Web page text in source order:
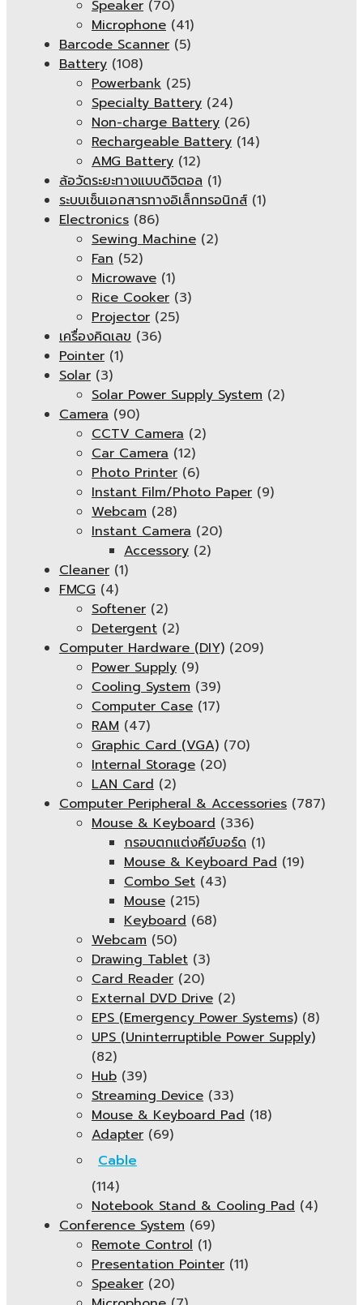
Speaker (70)
Microphone (41)
Barcode Scanner (5)
Battery (108)
Powerbank (25)
Specialty Battery (24)
Non-charge Battery (26)
Rechargeable Battery (14)
AMG Battery (12)
ล้อวัดระยะทางแบบดิจิตอล (1)
ระบบเซ็นเอกสารทางอิเล็กทรอนิกส์ (1)
Electronics (86)
Sewing Machine (2)
Fan (52)
Microwave (1)
Rice Cooker (3)
Projector (25)
เครื่องคิดเลข (36)
Pointer (1)
Solar (3)
Solar Power Supply System (2)
Camera (90)
CCTV Camera (2)
Car Camera (12)
Photo Printer (6)
Instant Film/Photo Paper (9)
Webcam (28)
Instant Camera (20)
Accessory (2)
Cleaner (1)
FMCG (4)
Softener (2)
Detergent (2)
Computer Hardware (DIY) (209)
Power Supply (9)
Cooling System (39)
Computer Case (17)
RAM (47)
Graphic Card (VGA) (70)
Internal Storage (20)
LAN Card (2)
Computer Peripheral & Accessories (787)
Mouse & Keyboard (336)
กรอบตกแต่งคีย์บอร์ด (1)
Mouse & Keyboard Pad (19)
Combo Set (43)
Mouse (215)
Keyboard (68)
Webcam (50)
Drawing Tablet (3)
Card Reader (20)
External DVD Drive (2)
EPS (Emergency Power Systems) (8)
UPS (Uninterruptible Power Supply)
(82)
Hub (39)
Streaming Device (33)
Mouse & Keyboard Pad (18)
Adapter (69)
Cable
(114)
Notebook Stand & Cooling Pad (4)
Conference System (69)
Remote Control (1)
Presentation Pointer (11)
Speaker (20)